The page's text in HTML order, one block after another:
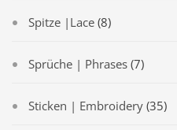
Spitze |Lace (8)
Sprüche | Phrases (7)
Sticken | Embroidery (35)